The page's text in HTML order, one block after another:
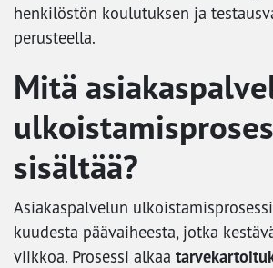
henkilöstön koulutuksen ja
perusteella.
Mitä
sisältää?
Asiakaspalvelun
kuudesta päävaiheesta, jotka
viikkoa. Prosessi alkaa